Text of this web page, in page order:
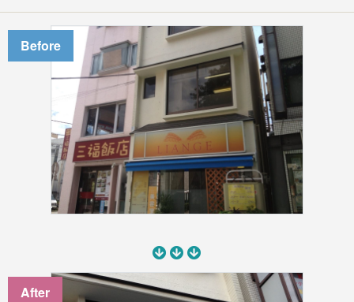
法人のお客様
オフィス/店舗等改装・内装デザイン
マンション大規模修繕
施工事例
ニュース
会社情報
会社案内
お問い合わせ
アクセス
採用情報
Before
After